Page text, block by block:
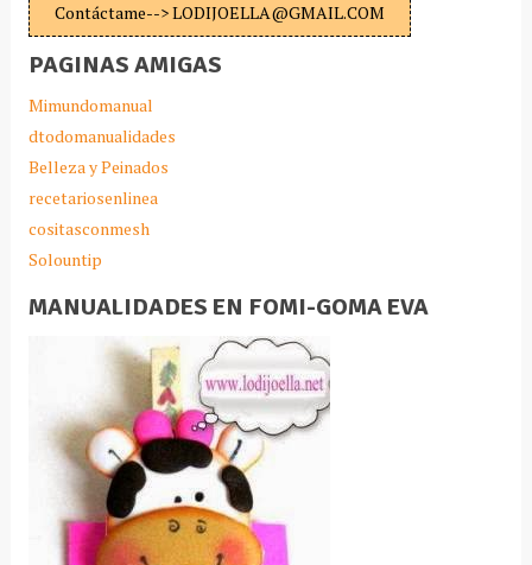
Contáctame--> LODIJOELLA@GMAIL.COM
PAGINAS AMIGAS
Mimundomanual
dtodomanualidades
Belleza y Peinados
recetariosenlinea
cositasconmesh
Solountip
MANUALIDADES EN FOMI-GOMA EVA